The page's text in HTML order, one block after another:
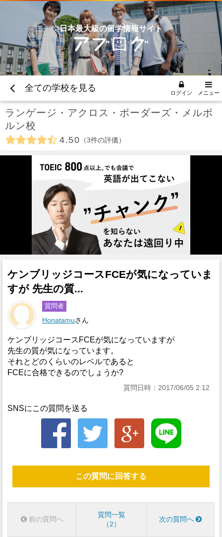
日本最大級の留学情報サイト
全ての学校を見る ログイン メニュー
ランゲージ・アクロス・ボーダーズ・メルボ
ルン校
4.50 3件の評価
ケンブリッジコースFCEが気になっていま
すが 先生の質...
質問者
Honatamuさん
ケンブリッジコースFCEが気になっていますが
先生の質が気になっています。
それとどのくらいのレベルであると
FCEに合格できるのでしょうか?
質問日時：2017/06/05 2:12
SNSにこの質問を送る
この質問に回答する
前の質問へ
質問一覧
2
次の質問へ